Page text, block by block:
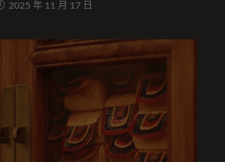
2025 年 11 月 17 日